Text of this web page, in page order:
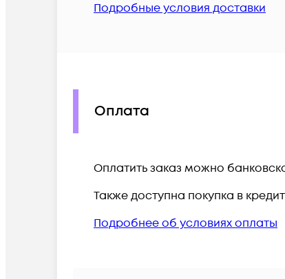
Подробные условия доставки
Оплата
Оплатить заказ можно
Также доступна покупка в
Подробнее об условиях оплаты